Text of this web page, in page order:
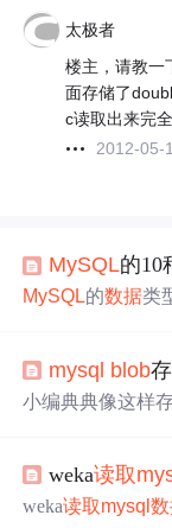
太极者
楼主，请教一
面存储了
c读取出来完
2012-05-
MySQL的10
MySQL的数据
枚举（enum） 集合（set） 1、整数（xxxint） 整数列的可
mysql blob
小编典典像这样
也就是说，将来
库....如果没有，
weka读取
weka读取mysql